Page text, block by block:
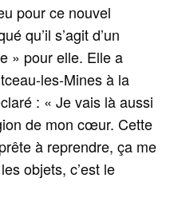
pour ce nouvel
qu’il s’agit d’un
» pour elle. Elle a
les-Mines à la
: « Je vais là aussi
de mon cœur. Cette
à reprendre, ça me
objets, c’est le